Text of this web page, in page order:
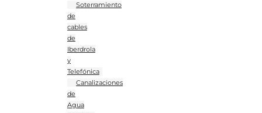
Soterramiento
de
cables
de
Iberdrola
y
Telefónica
Canalizaciones
de
Agua